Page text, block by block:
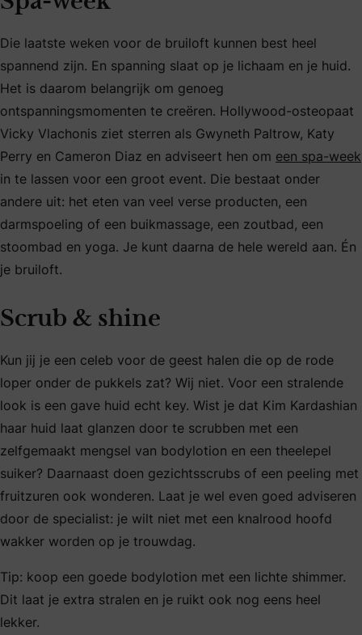
Die laatste weken voor de bruiloft kunnen best heel
spannend zijn. En spanning slaat op je lichaam en je huid.
Het is daarom belangrijk om genoeg
ontspanningsmomenten te creëren. Hollywood-osteopaat
Vicky Vlachonis ziet sterren als Gwyneth Paltrow, Katy
Perry en Cameron Diaz en adviseert hen om een spa-week
in te lassen voor een groot event. Die bestaat onder
andere uit: het eten van veel verse producten, een
darmspoeling of een buikmassage, een zoutbad, een
stoombad en yoga. Je kunt daarna de hele wereld aan. Én
je bruiloft.
Scrub & shine
Kun jij je een celeb voor de geest halen die op de rode
loper onder de pukkels zat? Wij niet. Voor een stralende
look is een gave huid echt key. Wist je dat Kim Kardashian
haar huid laat glanzen door te scrubben met een
zelfgemaakt mengsel van bodylotion en een theelepel
suiker? Daarnaast doen gezichtsscrubs of een peeling met
fruitzuren ook wonderen. Laat je wel even goed adviseren
door de specialist: je wilt niet met een knalrood hoofd
wakker worden op je trouwdag.
Tip: koop een goede bodylotion met een lichte shimmer.
Dit laat je extra stralen en je ruikt ook nog eens heel
lekker.